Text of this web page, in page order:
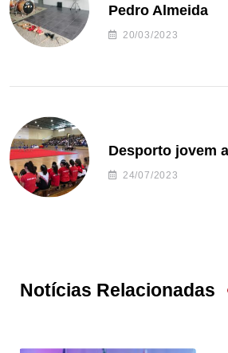
Pedro Almeida
20/03/2023
Desporto jovem
24/07/2023
Notícias Relacionadas